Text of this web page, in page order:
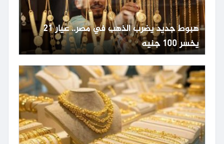
هبوط جديد يضرب الذهب في مصر.. عيار 21
يخسر 100 جنيه